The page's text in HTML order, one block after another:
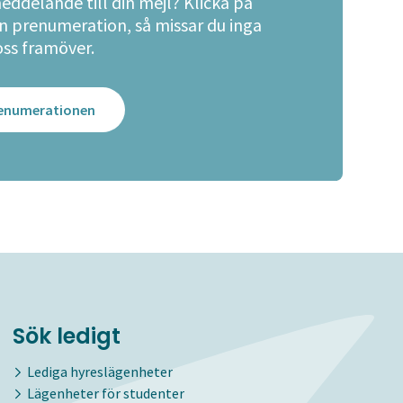
prenumeration, så missar du inga
framöver.
Sök ledigt
Lediga hyreslägenheter
Lägenheter för studenter